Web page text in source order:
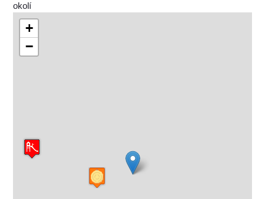
okolí
+
−